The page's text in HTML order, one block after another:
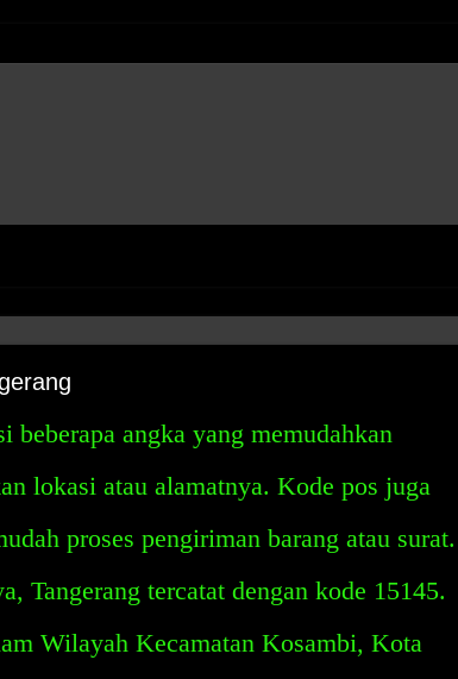
beberapa angka yang memudahkan
lokasi atau alamatnya. Kode pos juga
proses pengiriman barang atau surat.
Tangerang tercatat dengan kode 15145.
Wilayah Kecamatan Kosambi, Kota